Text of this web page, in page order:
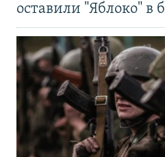
оставили "Яблоко" в